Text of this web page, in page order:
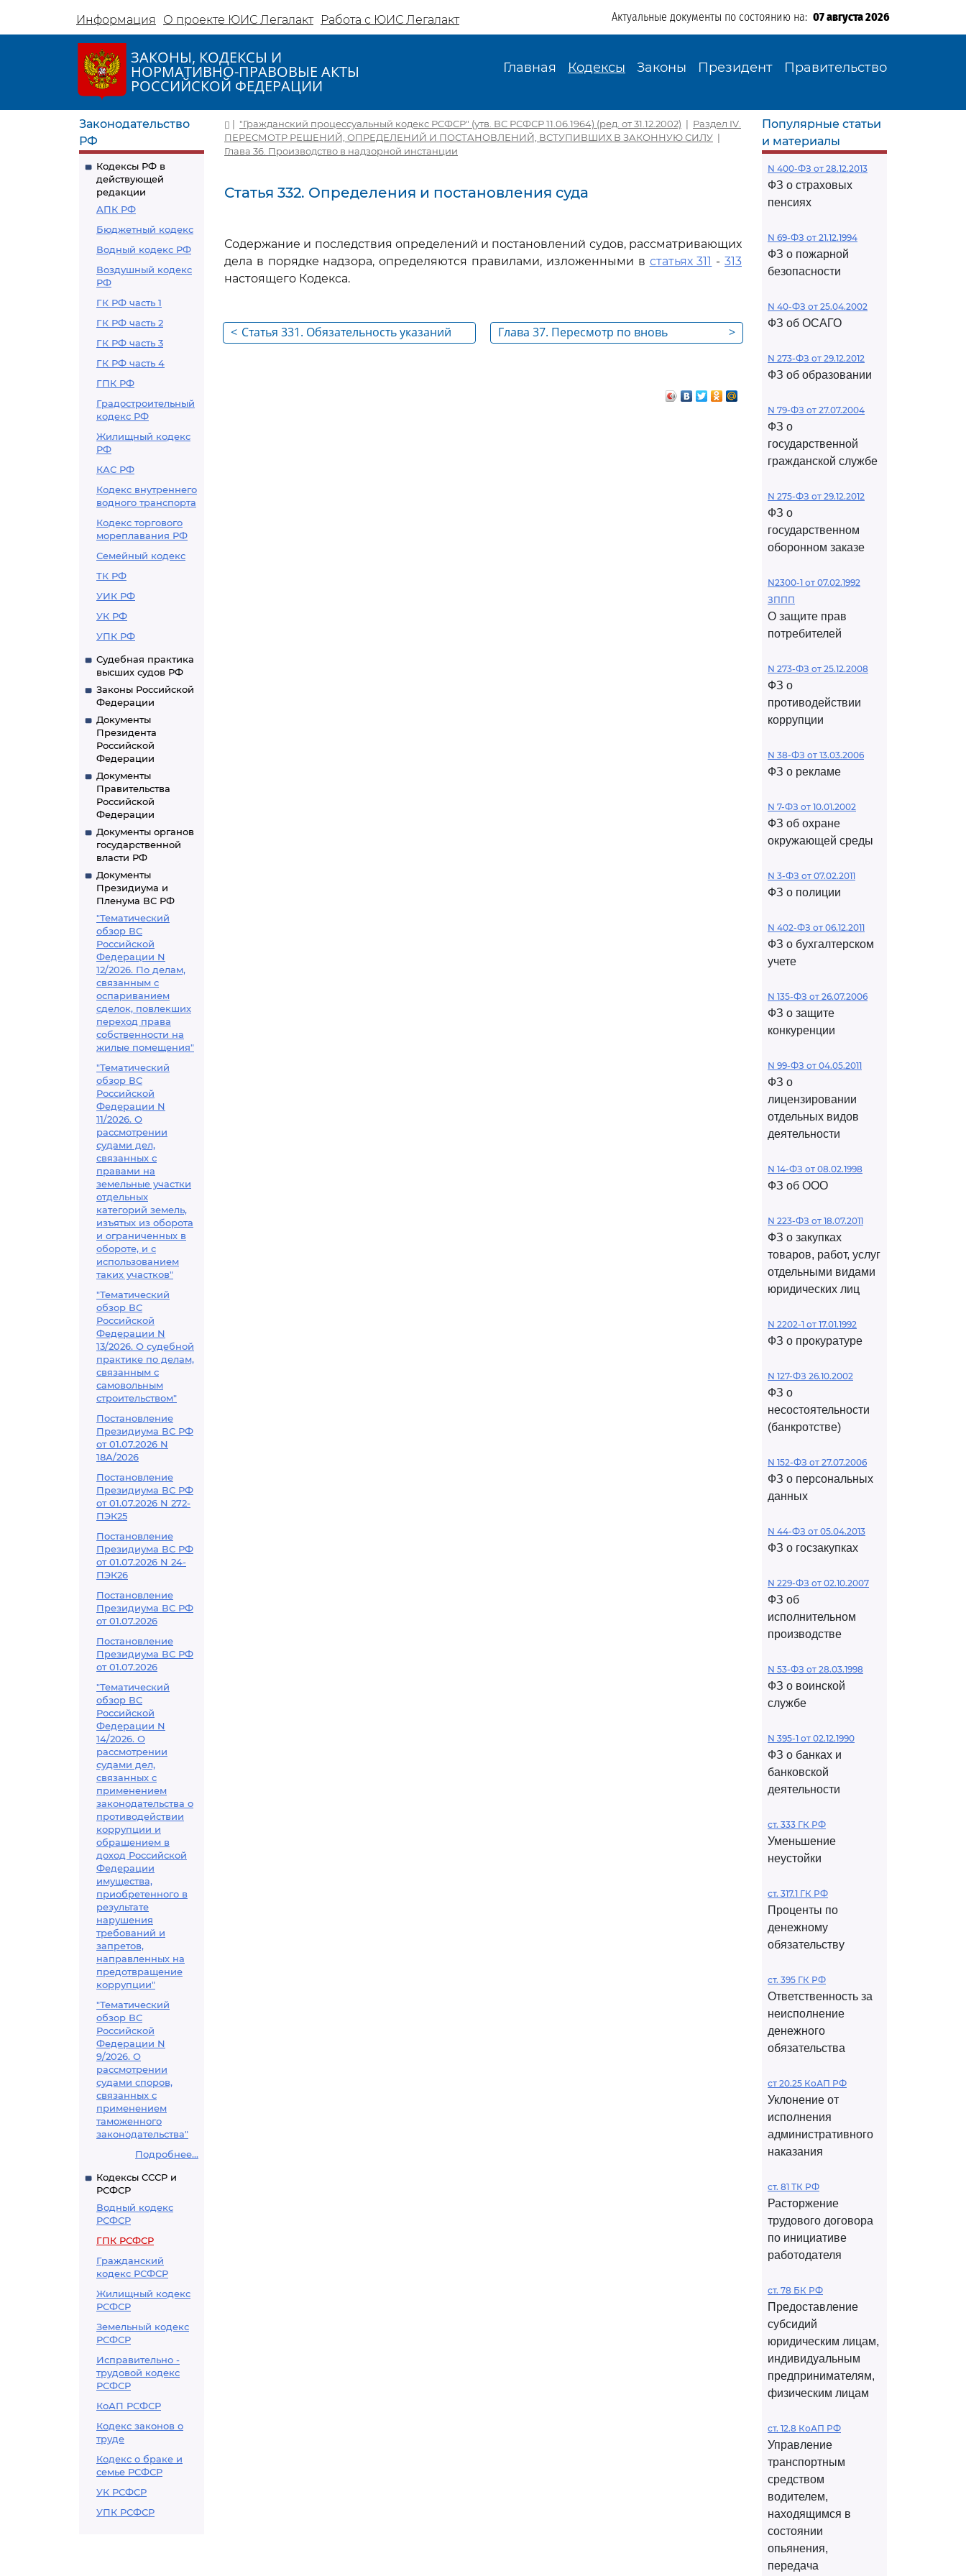
Информация О проекте ЮИС Легалакт Работа с ЮИС Легалакт Актуальные документы по состоянию на: 07 августа 2026
ЗАКОНЫ, КОДЕКСЫ И
НОРМАТИВНО-ПРАВОВЫЕ АКТЫ
РОССИЙСКОЙ ФЕДЕРАЦИИ
Главная Кодексы Законы Президент Правительство
Законодательство
РФ
Кодексы РФ в
действующей
редакции
АПК РФ
Бюджетный кодекс
Водный кодекс РФ
Воздушный кодекс
РФ
ГК РФ часть 1
ГК РФ часть 2
ГК РФ часть 3
ГК РФ часть 4
ГПК РФ
Градостроительный
кодекс РФ
Жилищный кодекс
РФ
КАС РФ
Кодекс внутреннего
водного транспорта
Кодекс торгового
мореплавания РФ
Семейный кодекс
ТК РФ
УИК РФ
УК РФ
УПК РФ
Судебная практика
высших судов РФ
Законы Российской
Федерации
Документы
Президента
Российской
Федерации
Документы
Правительства
Российской
Федерации
Документы органов
государственной
власти РФ
Документы
Президиума и
Пленума ВС РФ
"Тематический
обзор ВС
Российской
Федерации N
12/2026. По делам,
связанным с
оспариванием
сделок, повлекших
переход права
собственности на
жилые помещения"
"Тематический
обзор ВС
Российской
Федерации N
11/2026. О
рассмотрении
судами дел,
связанных с
правами на
земельные участки
отдельных
категорий земель,
изъятых из оборота
и ограниченных в
обороте, и с
использованием
таких участков"
"Тематический
обзор ВС
Российской
Федерации N
13/2026. О судебной
практике по делам,
связанным с
самовольным
строительством"
Постановление
Президиума ВС РФ
от 01.07.2026 N
18А/2026
Постановление
Президиума ВС РФ
от 01.07.2026 N 272-
ПЭК25
Постановление
Президиума ВС РФ
от 01.07.2026 N 24-
ПЭК26
Постановление
Президиума ВС РФ
от 01.07.2026
Постановление
Президиума ВС РФ
от 01.07.2026
"Тематический
обзор ВС
Российской
Федерации N
14/2026. О
рассмотрении
судами дел,
связанных с
применением
законодательства о
противодействии
коррупции и
обращением в
доход Российской
Федерации
имущества,
приобретенного в
результате
нарушения
требований и
запретов,
направленных на
предотвращение
коррупции"
"Тематический
обзор ВС
Российской
Федерации N
9/2026. О
рассмотрении
судами споров,
связанных с
применением
таможенного
законодательства"
Подробнее...
Кодексы СССР и
РСФСР
Водный кодекс
РСФСР
ГПК РСФСР
Гражданский
кодекс РСФСР
Жилищный кодекс
РСФСР
Земельный кодекс
РСФСР
Исправительно -
трудовой кодекс
РСФСР
КоАП РСФСР
Кодекс законов о
труде
Кодекс о браке и
семье РСФСР
УК РСФСР
УПК РСФСР
| "Гражданский процессуальный кодекс РСФСР" (утв. ВС РСФСР 11.06.1964) (ред. от 31.12.2002) | Раздел IV.
ПЕРЕСМОТР РЕШЕНИЙ, ОПРЕДЕЛЕНИЙ И ПОСТАНОВЛЕНИЙ, ВСТУПИВШИХ В ЗАКОННУЮ СИЛУ |
Глава 36. Производство в надзорной инстанции
Статья 332. Определения и постановления суда
Содержание и последствия определений и постановлений судов, рассматривающих
дела в порядке надзора, определяются правилами, изложенными в статьях 311 -313
настоящего Кодекса.
< Статья 331. Обязательность указаний
>
Глава 37. Пересмотр по вновь
постановлений, вступивших в законную
Популярные статьи
и материалы
N 400-ФЗ от 28.12.2013
ФЗ о страховых
пенсиях
N 69-ФЗ от 21.12.1994
ФЗ о пожарной
безопасности
N 40-ФЗ от 25.04.2002
ФЗ об ОСАГО
N 273-ФЗ от 29.12.2012
ФЗ об образовании
N 79-ФЗ от 27.07.2004
ФЗ о
государственной
гражданской службе
N 275-ФЗ от 29.12.2012
ФЗ о
государственном
оборонном заказе
N2300-1 от 07.02.1992
ЗППП
О защите прав
потребителей
N 273-ФЗ от 25.12.2008
ФЗ о
противодействии
коррупции
N 38-ФЗ от 13.03.2006
ФЗ о рекламе
N 7-ФЗ от 10.01.2002
ФЗ об охране
окружающей среды
N 3-ФЗ от 07.02.2011
ФЗ о полиции
N 402-ФЗ от 06.12.2011
ФЗ о бухгалтерском
учете
N 135-ФЗ от 26.07.2006
ФЗ о защите
конкуренции
N 99-ФЗ от 04.05.2011
ФЗ о
лицензировании
отдельных видов
деятельности
N 14-ФЗ от 08.02.1998
ФЗ об ООО
N 223-ФЗ от 18.07.2011
ФЗ о закупках
товаров, работ, услуг
отдельными видами
юридических лиц
N 2202-1 от 17.01.1992
ФЗ о прокуратуре
N 127-ФЗ 26.10.2002
ФЗ о
несостоятельности
(банкротстве)
N 152-ФЗ от 27.07.2006
ФЗ о персональных
данных
N 44-ФЗ от 05.04.2013
ФЗ о госзакупках
N 229-ФЗ от 02.10.2007
ФЗ об
исполнительном
производстве
N 53-ФЗ от 28.03.1998
ФЗ о воинской
службе
N 395-1 от 02.12.1990
ФЗ о банках и
банковской
деятельности
ст. 333 ГК РФ
Уменьшение
неустойки
ст. 317.1 ГК РФ
Проценты по
денежному
обязательству
ст. 395 ГК РФ
Ответственность за
неисполнение
денежного
обязательства
ст 20.25 КоАП РФ
Уклонение от
исполнения
административного
наказания
ст. 81 ТК РФ
Расторжение
трудового договора
по инициативе
работодателя
ст. 78 БК РФ
Предоставление
субсидий
юридическим лицам,
индивидуальным
предпринимателям,
физическим лицам
ст. 12.8 КоАП РФ
Управление
транспортным
средством
водителем,
находящимся в
состоянии
опьянения,
передача